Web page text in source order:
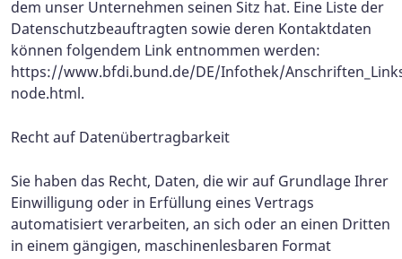
dem unser Unternehmen seinen Sitz hat. Eine Liste der
Datenschutzbeauftragten sowie deren Kontaktdaten
können folgendem Link entnommen werden:
https://www.bfdi.bund.de/DE/Infothek/
node.html.
Recht auf Datenübertragbarkeit
Sie haben das Recht, Daten, die wir auf Grundlage Ihrer
Einwilligung oder in Erfüllung eines Vertrags
automatisiert verarbeiten, an sich oder an einen Dritten
in einem gängigen, maschinenlesbaren Format